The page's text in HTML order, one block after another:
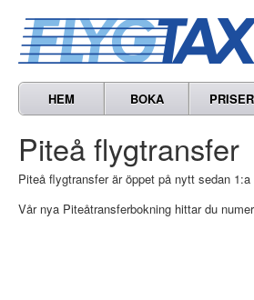
HEM BOKA PRISER
Piteå flygtransfer
Piteå flygtransfer är öppet på nytt sedan 1:a
Vår nya Piteåtransferbokning hittar du